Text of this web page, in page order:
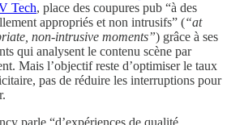
Tech, place des coupures pub “à des
appropriés et non intrusifs” (“at
non-intrusive moments”) grâce à ses
qui analysent le contenu scène par
Mais l’objectif reste d’optimiser le taux
pas de réduire les interruptions pour